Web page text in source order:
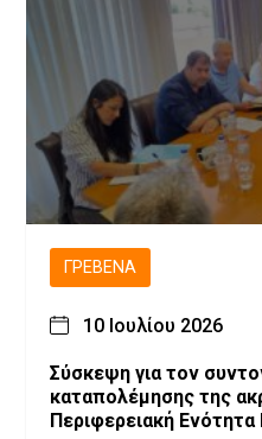
ΓΡΕΒΕΝΆ
10 Ιουλίου 2026
Σύσκεψη για τον
καταπολέμησης της
Περιφερειακή